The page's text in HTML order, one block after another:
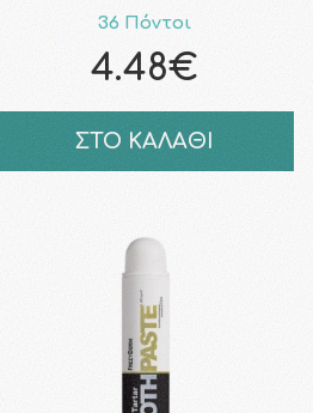
36 Πόντοι
4.48€
ΣΤΟ ΚΑΛΑΘΙ